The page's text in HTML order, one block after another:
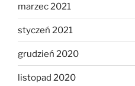
marzec 2021
styczeń 2021
grudzień 2020
listopad 2020